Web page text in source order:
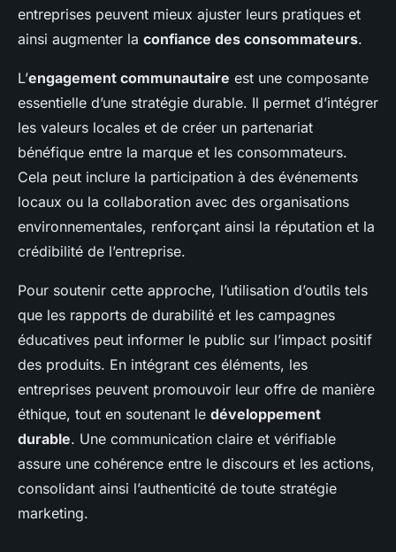
entreprises peuvent mieux ajuster leurs pratiques et
ainsi augmenter la confiance des consommateurs.
L’engagement communautaire est une composante
essentielle d’une stratégie durable. Il permet d’intégrer
les valeurs locales et de créer un partenariat
bénéfique entre la marque et les consommateurs.
Cela peut inclure la participation à des événements
locaux ou la collaboration avec des organisations
environnementales, renforçant ainsi la réputation et la
crédibilité de l’entreprise.
Pour soutenir cette approche, l’utilisation d’outils tels
que les rapports de durabilité et les campagnes
éducatives peut informer le public sur l’impact positif
des produits. En intégrant ces éléments, les
entreprises peuvent promouvoir leur offre de manière
éthique, tout en soutenant le développement
durable. Une communication claire et vérifiable
assure une cohérence entre le discours et les actions,
consolidant ainsi l’authenticité de toute stratégie
marketing.